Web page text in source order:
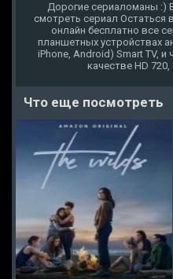
Дорогие сериаломаны :)
смотреть сериал Остаться
онлайн бесплатно все
планшетных устройствах
iPhone, Android) Smart TV,
качестве HD
Что еще посмотреть